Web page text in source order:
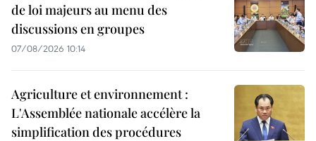
de loi majeurs au menu des
discussions en groupes
07/08/2026 10:14
Agriculture et environnement :
L'Assemblée nationale accélère la
simplification des procédures